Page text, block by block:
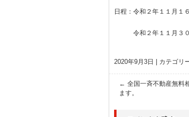
日程：令和２年１１月
令和２年１１月３０
2020年9月3日 カテゴリ
← 全国一斉不動産無料
ます。